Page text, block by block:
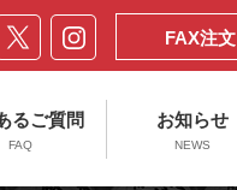
FAX注文
るご質問
FAQ
お知らせ
NEWS